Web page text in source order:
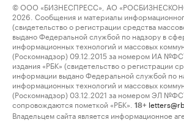
© ООО «БИЗНЕСПРЕСС», АО
2026. Сообщения и материалы
(свидетельство о регистрации средства
выдано Федеральной службой по надзору в
информационных технологий и массовых
(Роскомнадзор) 09.12.2015 за номером ИА
издания «РБК» (свидетельство о регистрации
информации выдано Федеральной службой по
информационных технологий и массовых
(Роскомнадзор) 03.12.2021 за номером ЭЛ
сопровождаются пометкой «РБК».
18+
Владельцем сайта является информационное